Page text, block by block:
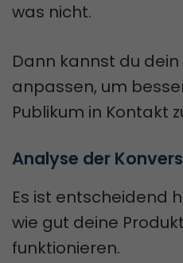
was nicht.
Dann kannst du
anpassen, um
Publikum in Kontakt
Analyse der
Es ist entscheidend
wie gut deine
funktionieren.